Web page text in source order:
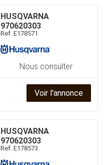
HUSQVARNA
970620303
Ref. E178571
Nous consulter
Voir l'annonce
HUSQVARNA
970620303
Ref. E178573